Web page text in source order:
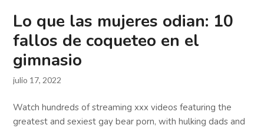
Lo que las mujeres odian: 10
fallos de coqueteo en el
gimnasio
julio 17, 2022
Watch hundreds of streaming xxx videos featuring the
greatest and sexiest gay bear porn, with hulking dads and